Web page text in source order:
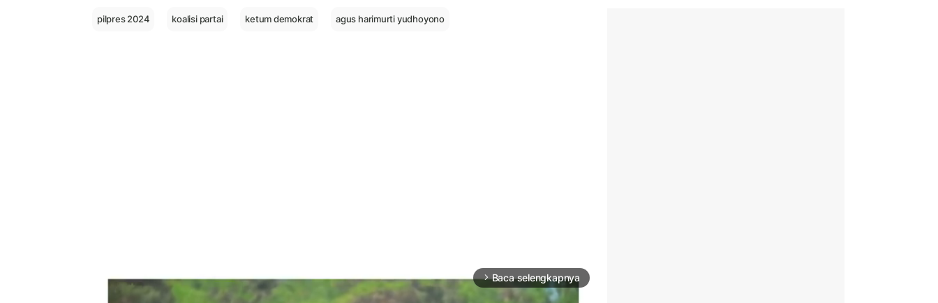
pilpres 2024 koalisi partai ketum demokrat agus harimurti yudhoyono
arrow_forward_ios Baca selengkapnya